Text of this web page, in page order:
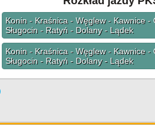
Konin - Kraśnica - Węglew - Kawnice
Sługocin - Ratyń - Dolany - Lądek
Konin - Kraśnica - Węglew - Kawnice
Sługocin - Ratyń - Dolany - Lądek